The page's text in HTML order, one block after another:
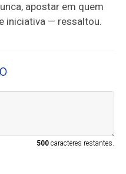
apostar em quem
iniciativa — ressaltou.
500caracteres restantes.